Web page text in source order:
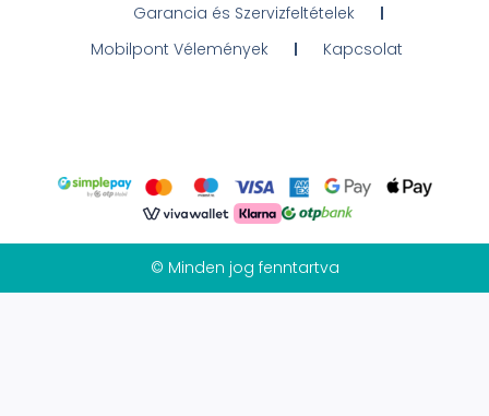
Garancia és Szervizfeltételek
Mobilpont Vélemények
Kapcsolat
© Minden jog fenntartva